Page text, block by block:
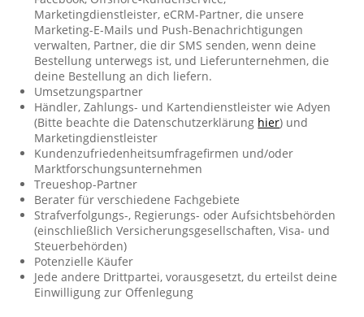
Marketingdienstleister, eCRM-Partner, die unsere
Marketing-E-Mails und Push-Benachrichtigungen
verwalten, Partner, die dir SMS senden, wenn deine
Bestellung unterwegs ist, und Lieferunternehmen, die
deine Bestellung an dich liefern.
Umsetzungspartner
Händler, Zahlungs- und Kartendienstleister wie Adyen
(Bitte beachte die Datenschutzerklärung hier) und
Marketingdienstleister
Kundenzufriedenheitsumfragefirmen und/oder
Marktforschungsunternehmen
Treueshop-Partner
Berater für verschiedene Fachgebiete
Strafverfolgungs-, Regierungs- oder Aufsichtsbehörden
(einschließlich Versicherungsgesellschaften, Visa- und
Steuerbehörden)
Potenzielle Käufer
Jede andere Drittpartei, vorausgesetzt, du erteilst deine
Einwilligung zur Offenlegung